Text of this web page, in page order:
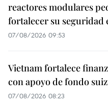
reactores modulares
fortalecer su seguridad
07/08/2026 09:53
Vietnam fortalece
con apoyo de fondo
07/08/2026 08:23